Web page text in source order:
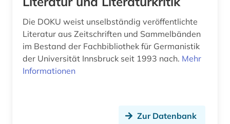
Die DOKU weist unselbständig veröffentlichte
Literatur aus Zeitschriften und Sammelbänden
im Bestand der Fachbibliothek für Germanistik
der Universität Innsbruck seit 1993 nach. Mehr
Informationen
Zur Datenbank